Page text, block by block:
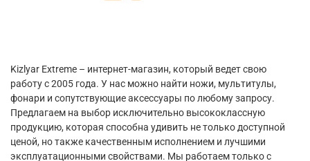
Kizlyar Extreme – интернет-магазин, который ведет свою
работу с 2005 года. У нас можно найти ножи, мультитулы,
фонари и сопутствующие аксессуары по любому запросу.
Предлагаем на выбор исключительно высококлассную
продукцию, которая способна удивить не только доступной
ценой, но также качественным исполнением и лучшими
эксплуатационными свойствами. Мы работаем только с